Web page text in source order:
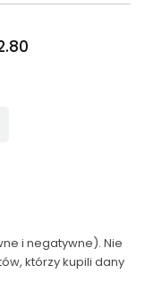
i negatywne). Nie
którzy kupili dany